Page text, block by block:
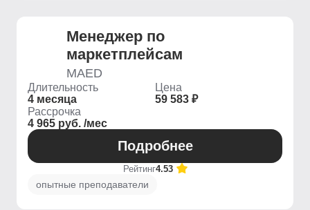
Менеджер по
маркетплейсам
MAED
Длительность
4 месяца
Цена
59 583 ₽
Рассрочка
4 965 руб. /мес
Подробнее
Рейтинг4.53
опытные преподаватели